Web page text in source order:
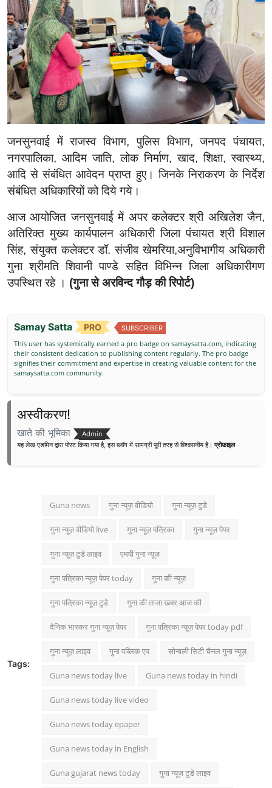
जनसुनवाई में राजस्‍व विभाग, पुलिस विभाग, जनपद पंचायत,
नगरपालिका, आदिम जाति, लोक निर्माण, खाद, शिक्षा, स्‍वास्‍थ्‍य,
आदि से संबंधित आवेदन प्राप्‍त हुए। जिनके निराकरण के निर्देश
संबंधित अधिकारियों को दिये गये।
आज आयोजित जनसुनवाई में अपर कलेक्‍टर श्री अखिलेश जैन,
अतिरिक्‍त मुख्‍य कार्यपालन अधिकारी जिला पंचायत श्री विशाल
सिंह, संयुक्‍त कलेक्‍टर डॉ. संजीव खेमरिया,अनुविभागीय अधिकारी
गुना श्रीमति शिवानी पाण्‍डे सहित विभिन्‍न जिला अधिकारीगण
उपस्थित रहे । (गुना से अरविन्द गौड़ की रिपोर्ट)
Samay Satta PRO SUBSCRIBER
This user has systemically earned a pro badge on samaysatta.com, indicating
their consistent dedication to publishing content regularly. The pro badge
signifies their commitment and expertise in creating valuable content for the
samaysatta.com community.
अस्वीकरण!
खाते की भूमिका Admin
यह लेख एडमिन द्वारा पोस्ट किया गया है, इस ब्लॉग में सामग्री पूरी तरह से विश्वसनीय है।प्रोफ़ाइल
Tags:
Guna news गुना न्यूज़ वीडियो गुना न्यूज़ टुडे
गुना न्यूज़ वीडियो live गुना न्यूज़ पत्रिका गुना न्यूज़ पेपर
गुना न्यूज़ टुडे लाइव एमपी गुना न्यूज़
गुना पत्रिका न्यूज़ पेपर today गुना की न्यूज़
गुना पत्रिका न्यूज़ टुडे गुना की ताजा खबर आज की
दैनिक भास्कर गुना न्यूज़ पेपर गुना पत्रिका न्यूज़ पेपर today pdf
गुना न्यूज़ लाइव गुना पब्लिक एप सोनाली सिटी चैनल गुना न्यूज़
Guna news today live Guna news today in hindi
Guna news today live video
Guna news today epaper
Guna news today in English
Guna gujarat news today गुना न्यूज़ टुडे लाइव